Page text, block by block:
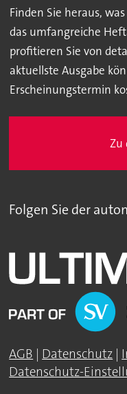
Finden Sie heraus,
das umfangreiche
profitieren Sie von
aktuellste Ausgabe
Erscheinungstermin
Zu
Folgen Sie der
AGB | Datenschutz |
Datenschutz-